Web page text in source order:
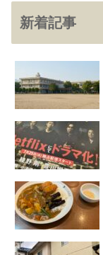
新着記事